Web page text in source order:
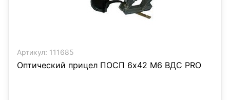
Артикул: 111685
Оптический прицел ПОСП 6х42 M6 ВДС PRO